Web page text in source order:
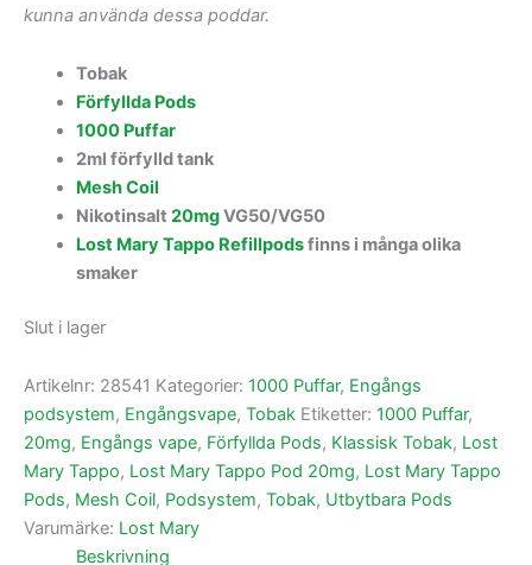
kunna använda dessa poddar.
Tobak
Förfyllda Pods
1000 Puffar
2ml förfylld tank
Mesh Coil
Nikotinsalt 20mgVG50/VG50
Lost Mary Tappo Refillpodsfinns i många olika
smaker
Slut i lager
Artikelnr: 28541 Kategorier: 1000 Puffar, Engångs
podsystem, Engångsvape, Tobak Etiketter: 1000 Puffar,
20mg, Engångs vape, Förfyllda Pods, Klassisk Tobak, Lost
Mary Tappo, Lost Mary Tappo Pod 20mg, Lost Mary Tappo
Pods, Mesh Coil, Podsystem, Tobak, Utbytbara Pods
Varumärke: Lost Mary
Beskrivning